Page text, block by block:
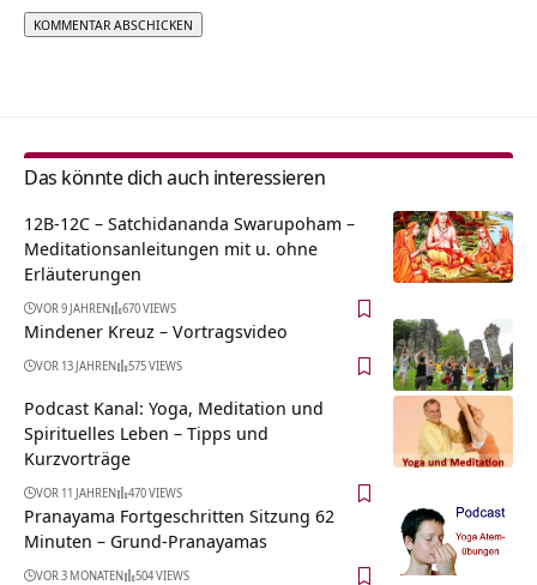
Das könnte dich auch interessieren
12B-12C – Satchidananda Swarupoham –
Meditationsanleitungen mit u. ohne
Erläuterungen
VOR 9 JAHREN 670 VIEWS
Mindener Kreuz‏‎ – Vortragsvideo
VOR 13 JAHREN 575 VIEWS
Podcast Kanal: Yoga, Meditation und
Spirituelles Leben – Tipps und
Kurzvorträge
VOR 11 JAHREN 470 VIEWS
Pranayama Fortgeschritten Sitzung 62
Minuten – Grund-Pranayamas
VOR 3 MONATEN 504 VIEWS